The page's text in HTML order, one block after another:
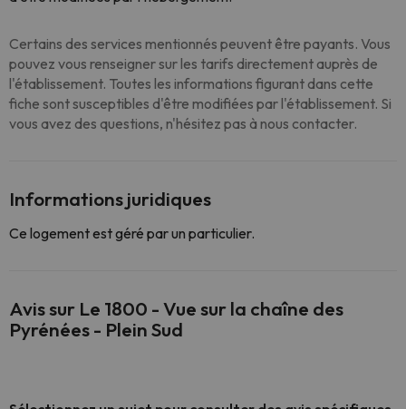
Certains des services mentionnés peuvent être payants. Vous
pouvez vous renseigner sur les tarifs directement auprès de
l'établissement. Toutes les informations figurant dans cette
fiche sont susceptibles d'être modifiées par l'établissement. Si
vous avez des questions, n'hésitez pas à nous contacter.
Informations juridiques
Ce logement est géré par un particulier.
Avis sur Le 1800 - Vue sur la chaîne des
Pyrénées - Plein Sud